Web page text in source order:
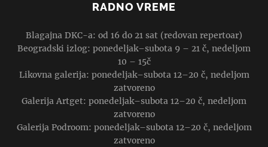
RADNO VREME
Blagajna DKC-a: od 16 do 21 sat (redovan repertoar)
Beogradski izlog: ponedeljak–subota 9 – 21 č, nedeljom
10 – 15č
Likovna galerija: ponedeljak–subota 12–20 č, nedeljom
zatvoreno
Galerija Artget: ponedeljak–subota 12–20 č, nedeljom
zatvoreno
Galerija Podroom: ponedeljak–subota 12–20 č, nedeljom
zatvoreno